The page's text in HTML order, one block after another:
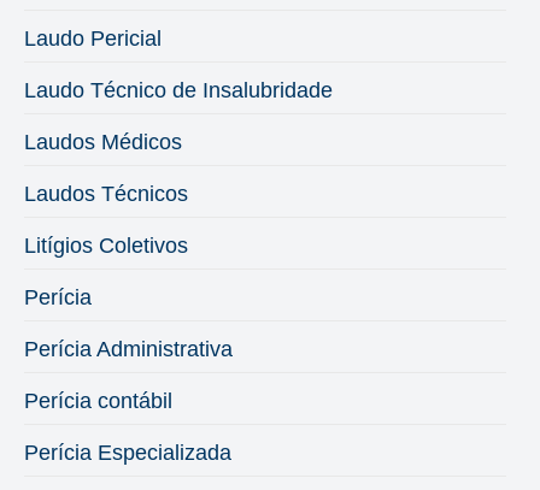
Laudo Pericial
Laudo Técnico de Insalubridade
Laudos Médicos
Laudos Técnicos
Litígios Coletivos
Perícia
Perícia Administrativa
Perícia contábil
Perícia Especializada